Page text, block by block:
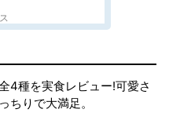
4種を実食レビュー!可愛さ
ちりで大満足。